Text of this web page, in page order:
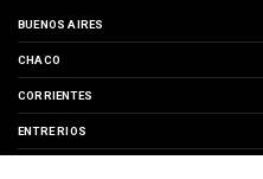
BUENOS AIRES
CHACO
CORRIENTES
ENTRE RIOS